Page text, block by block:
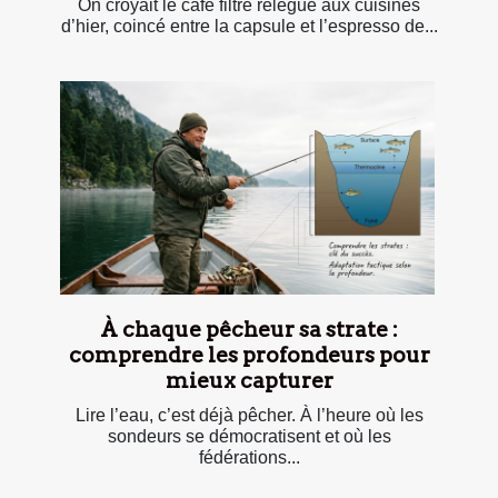
On croyait le café filtre relégué aux cuisines
d’hier, coincé entre la capsule et l’espresso de...
À chaque pêcheur sa strate :
comprendre les profondeurs pour
mieux capturer
Lire l’eau, c’est déjà pêcher. À l’heure où les
sondeurs se démocratisent et où les
fédérations...